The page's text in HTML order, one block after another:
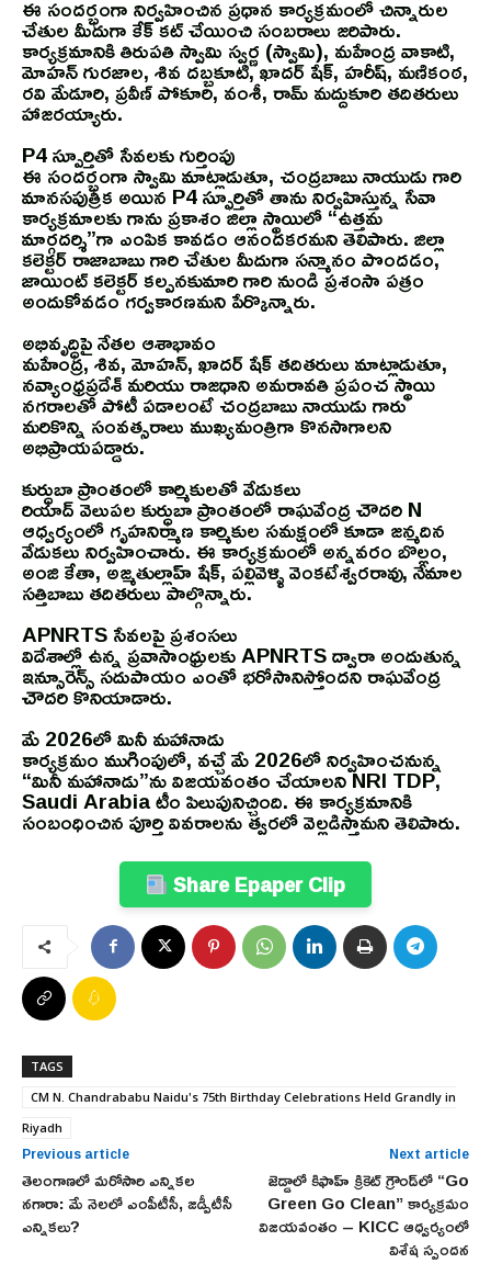
ఈ సందర్భంగా నిర్వహించిన ప్రధాన కార్యక్రమంలో చిన్నారుల
చేతుల మీదుగా కేక్ కట్ చేయించి సంబరాలు జరిపారు.
కార్యక్రమానికి తిరుపతి స్వామి స్వర్ణ (స్వామి), మహేంద్ర వాకాటి,
మోహన్ గురజాల, శివ దబ్బకూటి, ఖాదర్ షేక్, హరీష్, మణికంఠ,
రవి మేడూరి, ప్రవీణ్ పోకూరి, వంశీ, రామ్ మద్దుకూరి తదితరులు
హాజరయ్యారు.
P4 స్పూర్తితో సేవలకు గుర్తింపు
ఈ సందర్భంగా స్వామి మాట్లాడుతూ, చంద్రబాబు నాయుడు గారి
మానసపుత్రిక అయిన P4 స్ఫూర్తితో తాను నిర్వహిస్తున్న సేవా
కార్యక్రమాలకు గాను ప్రకాశం జిల్లా స్థాయిలో “ఉత్తమ
మార్గదర్శి”గా ఎంపిక కావడం ఆనందకరమని తెలిపారు. జిల్లా
కలెక్టర్ రాజాబాబు గారి చేతుల మీదుగా సన్మానం పొందడం,
జాయింట్ కలెక్టర్ కల్పనకుమారి గారి నుండి ప్రశంసా పత్రం
అందుకోవడం గర్వకారణమని పేర్కొన్నారు.
అభివృద్ధిపై నేతల ఆశాభావం
మహేంద్ర, శివ, మోహన్, ఖాదర్ షేక్ తదితరులు మాట్లాడుతూ,
నవ్యాంధ్రప్రదేశ్ మరియు రాజధాని అమరావతి ప్రపంచ స్థాయి
నగరాలతో పోటీ పడాలంటే చంద్రబాబు నాయుడు గారు
మరికొన్ని సంవత్సరాలు ముఖ్యమంత్రిగా కొనసాగాలని
అభిప్రాయపడ్డారు.
కుర్ధుబా ప్రాంతంలో కార్మికులతో వేడుకలు
రియాద్ వెలుపల కుర్ధుబా ప్రాంతంలో రాఘవేంద్ర చౌదరి N
ఆధ్వర్యంలో గృహనిర్మాణ కార్మికుల సమక్షంలో కూడా జన్మదిన
వేడుకలు నిర్వహించారు. ఈ కార్యక్రమంలో అన్నవరం బొల్లం,
అంజి కేతా, అజ్మతుల్లాహ్ షేక్, పల్లివెళ్ళి వెంకటేశ్వరరావు, నేమాల
సత్తిబాబు తదితరులు పాల్గొన్నారు.
APNRTS సేవలపై ప్రశంసలు
విదేశాల్లో ఉన్న ప్రవాసాంధ్రులకు APNRTS ద్వారా అందుతున్న
ఇన్సూరెన్స్ సదుపాయం ఎంతో భరోసానిస్తోందని రాఘవేంద్ర
చౌదరి కొనియాడారు.
మే 2026లో మినీ మహానాడు
కార్యక్రమం ముగింపులో, వచ్చే మే 2026లో నిర్వహించనున్న
“మినీ మహానాడు”ను విజయవంతం చేయాలని NRI TDP,
Saudi Arabia టీం పిలుపునిచ్చింది. ఈ కార్యక్రమానికి
సంబంధించిన పూర్తి వివరాలను త్వరలో వెల్లడిస్తామని తెలిపారు.
Share Epaper Clip
TAGS
CM N. Chandrababu Naidu's 75th Birthday Celebrations Held Grandly in
Riyadh
Previous article
తెలంగాణలో మరోసారి ఎన్నికల
నగారా: మే నెలలో ఎంపీటీసీ, జడ్పీటీసీ
ఎన్నికలు?
Next article
జెడ్డాలో కిఫాహ్ క్రికెట్ గ్రౌండ్‌లో “Go
Green Go Clean” కార్యక్రమం
విజయవంతం – KICC ఆధ్వర్యంలో
విశేష స్పందన